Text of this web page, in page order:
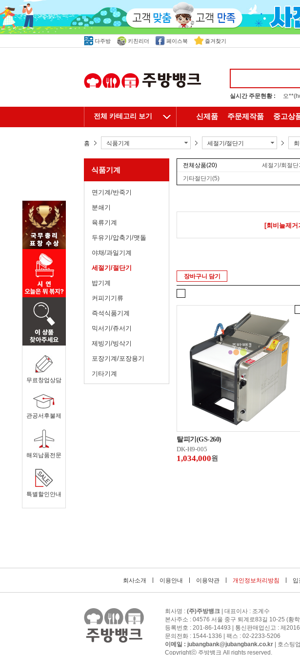
다주방 키친리더 페이스북 즐겨찾기
실시간 주문현황 :
신제품 주문제작품 중고상
전체 카테고리 보기
홈 식품기계 세절기/절단기
식품기계
면기계/반죽기
분쇄기
육류기계
두유기/압축기/맷돌
야채/과일기계
세절기/절단기
밥기계
커피기기류
즉석식품기계
믹서기/쥬서기
제빙기/빙삭기
포장기계/포장용기
기타기계
전체상품(20) 세절기/회절단
기타절단기 (5)
[회비늘제거
장바구니 담기
탈피기(GS-260)
DK-H9-005
1,034,000원
회사소개 이용안내 이용약관 개인정보처리방침 입
회사명 : (주)주방뱅크 | 대표이사 : 조계수
본사주소 : 04576 서울 중구 퇴계로83길 10-25 (황
등록번호 : 201-86-14493 | 통신판매업신고 : 제
문의전화 : 1544-1336 | 팩스 : 02-2233-5206
이메일 : jubangbank@jubangbank.co.kr | 호스팅
Copyrightⓒ 주방뱅크 All rights reserved.
무료창업상담
관공서후불제
해외납품전문
특별할인안내